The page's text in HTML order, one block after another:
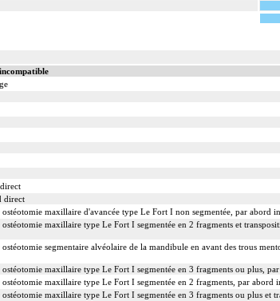
direct
maxillaire d'avancée type Le Fort I non segmentée, par abord
maxillaire type Le Fort I segmentée en 2 fragments et
segmentaire alvéolaire de la mandibule en avant des trous
maxillaire type Le Fort I segmentée en 3 fragments ou plus,
maxillaire type Le Fort I segmentée en 2 fragments, par abord
maxillaire type Le Fort I segmentée en 3 fragments ou plus et